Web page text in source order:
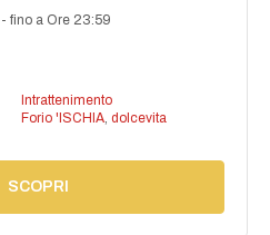
-fino a Ore 23:59
Intrattenimento
Forio 'ISCHIA, dolcevita
SCOPRI